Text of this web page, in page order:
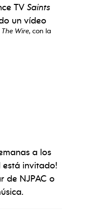
TV Saints
un vídeo
The Wire, con la
a los
está invitado!
de NJPAC o